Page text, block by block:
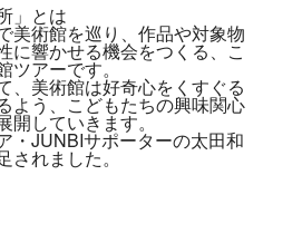
」とは
美術館を巡り、作品や対象物
に響かせる機会をつくる、こ
ツアーです。
、美術館は好奇心をくすぐる
よう、こどもたちの興味関心
開していきます。
・JUNBIサポーターの太田和
されました。